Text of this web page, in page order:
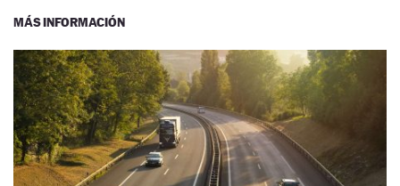
MÁS INFORMACIÓN